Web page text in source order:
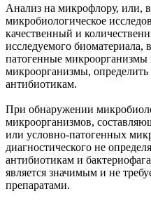
Анализ на микрофлору, или,
микробиологическое
качественный и
исследуемого биоматериала,
патогенные
микроорганизмы, определить
антибиотикам.
При обнаружении
микроорганизмов,
или условно-патогенных
диагностического не
антибиотикам и
является значимым и не
препаратами.